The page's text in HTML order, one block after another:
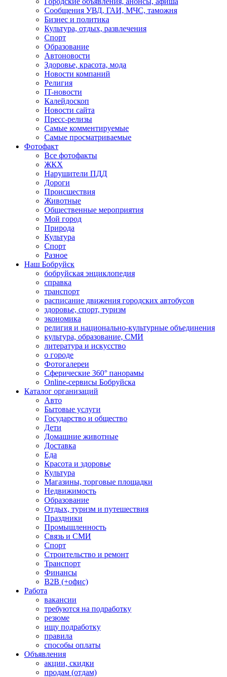
Сообщения УВД, ГАИ, МЧС, таможня
Бизнес и политика
Культура, отдых, развлечения
Спорт
Образование
Автоновости
Здоровье, красота, мода
Новости компаний
Религия
IT-новости
Калейдоскоп
Новости сайта
Пресс-релизы
Самые комментируемые
Самые просматриваемые
Фотофакт
Все фотофакты
ЖКХ
Нарушители ПДД
Дороги
Происшествия
Животные
Общественные мероприятия
Мой город
Природа
Культура
Спорт
Разное
Наш Бобруйск
бобруйская энциклопедия
справка
транспорт
расписание движения городских автобусов
здоровье, спорт, туризм
экономика
религия и национально-культурные объединения
культура, образование, СМИ
литература и искусство
о городе
Фотогалереи
Сферические 360° панорамы
Online-сервисы Бобруйска
Каталог организаций
Авто
Бытовые услуги
Государство и общество
Дети
Домашние животные
Доставка
Еда
Красота и здоровье
Культура
Магазины, торговые площадки
Недвижимость
Образование
Отдых, туризм и путешествия
Праздники
Промышленность
Связь и СМИ
Спорт
Строительство и ремонт
Транспорт
Финансы
B2B (+офис)
Работа
вакансии
требуются на подработку
резюме
ищу подработку
правила
способы оплаты
Объявления
акции, скидки
продам (отдам)